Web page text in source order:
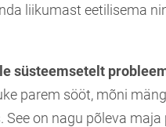
liikumast eetilisema
süsteemsetelt
parem sööt, mõni
on nagu põleva maja